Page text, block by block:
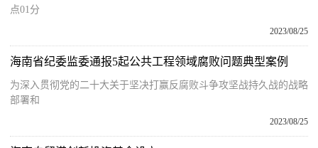
点01分
2023/08/25
海南省纪委监委通报5起公共工程领域腐败问题典型案例
为深入贯彻党的二十大关于坚决打赢反腐败斗争攻坚战持久战的战略
部署和
2023/08/25